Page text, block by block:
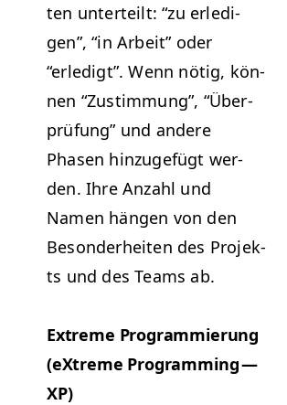
ten unterteilt:“zu erledi­
gen”,“in Arbeit” oder
“erledigt”. Wenn nötig, kön­
nen “Zus­tim­mung”, “Über­
prü­fung” und andere
Phasen hinzuge­fügt wer­
den. Ihre Anzahl und
Namen hän­gen von den
Beson­der­heit­en des Pro­jek­
ts und des Teams ab.
Extreme Pro­gram­mierung
(eXtreme Pro­gram­ming —
XP)